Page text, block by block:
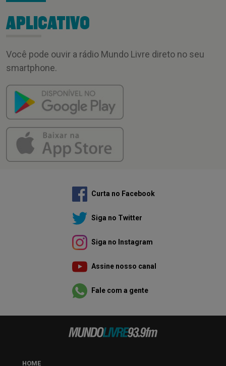
APLICATIVO
Você pode ouvir a rádio Mundo Livre direto no seu
smartphone.
Curta no Facebook
Siga no Twitter
Siga no Instagram
Assine nosso canal
Fale com a gente
HOME